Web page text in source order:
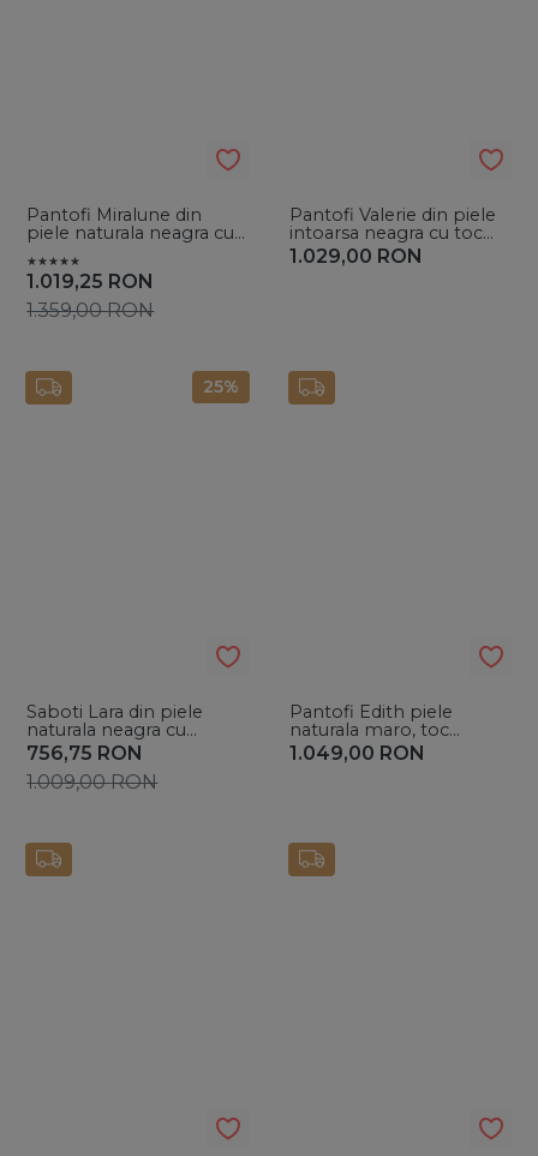
Pantofi Miralune din
piele naturala neagra cu
Chantilly
1.019,25 RON
1.359,00RON
Pantofi Valerie din piele
intoarsa neagra cu toc
subtire
1.029,00 RON
25%
Saboti Lara din piele
naturala neagra cu
accesoriu auriu
756,75 RON
1.009,00RON
Pantofi Edith piele
naturala maro, toc
subtire si piele de ponei
1.049,00 RON